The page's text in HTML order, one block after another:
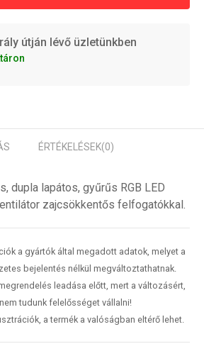
útján lévő üzletünkben
ÉRTÉKELÉSEK(0)
dupla lapátos, gyűrűs RGB LED
zajcsökkentős felfogatókkal.
a gyártók által megadott adatok, melyet a
bejelentés nélkül megváltoztathatnak.
leadása előtt, mert a változásért,
tudunk felelősséget vállalni!
a termék a valóságban eltérő lehet.